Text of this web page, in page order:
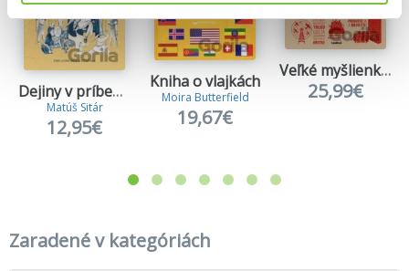
Dejiny v príbehoch: Cesta do staroveku
Matúš Sitár
12,95€
Kniha o vlajkách
Moira Butterfield
19,67€
Veľké myšlienky: Druhá svetová vojna
25,99€
Zaradené v kategóriách